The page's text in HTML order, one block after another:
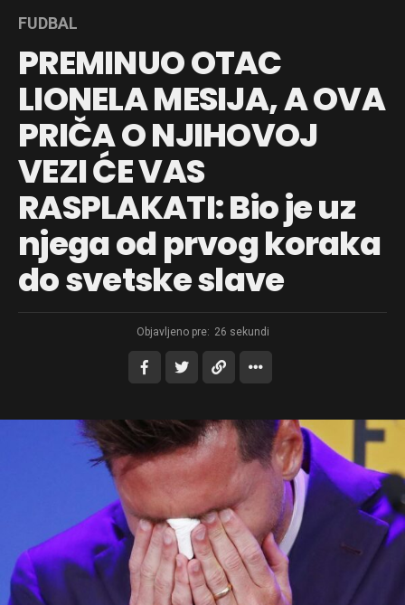
FUDBAL
PREMINUO OTAC
LIONELA MESIJA, A OVA
PRIČA O NJIHOVOJ
VEZI ĆE VAS
RASPLAKATI: Bio je uz
njega od prvog koraka
do svetske slave
Objavljeno pre: 26 sekundi